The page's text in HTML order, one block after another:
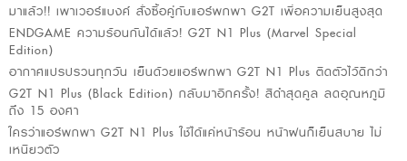
มาแล้ว!! เพาเวอร์แบงค์ สั่งซื้อคู่กับแอร์พกพา G2T เพื่อความเย็นสูงสุด
ENDGAME ความร้อนกันได้แล้ว! G2T N1 Plus (Marvel Special
Edition)
อากาศแปรปรวนทุกวัน เย็นด้วยแอร์พกพา G2T N1 Plus ติดตัวไว้ดีกว่า
G2T N1 Plus (Black Edition) กลับมาอีกครั้ง! สีดำสุดคูล ลดอุณหภูมิ
ถึง 15 องศา
ใครว่าแอร์พกพา G2T N1 Plus ใช้ได้แค่หน้าร้อน หน้าฝนก็เย็นสบาย ไม่
เหนียวตัว